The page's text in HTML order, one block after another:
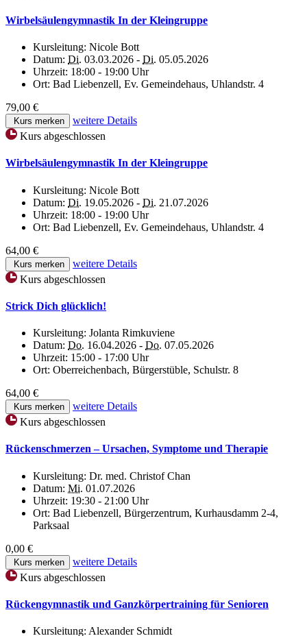
Wirbelsäulengymnastik In der Kleingruppe
Kursleitung: Nicole Bott
Datum: Di. 03.03.2026 - Di. 05.05.2026
Uhrzeit: 18:00 - 19:00 Uhr
Ort: Bad Liebenzell, Ev. Gemeindehaus, Uhlandstr. 4
79,00 €
Kurs merken
weitere Details
Kurs abgeschlossen
Wirbelsäulengymnastik In der Kleingruppe
Kursleitung: Nicole Bott
Datum: Di. 19.05.2026 - Di. 21.07.2026
Uhrzeit: 18:00 - 19:00 Uhr
Ort: Bad Liebenzell, Ev. Gemeindehaus, Uhlandstr. 4
64,00 €
Kurs merken
weitere Details
Kurs abgeschlossen
Strick Dich glücklich!
Kursleitung: Jolanta Rimkuviene
Datum: Do. 16.04.2026 - Do. 07.05.2026
Uhrzeit: 15:00 - 17:00 Uhr
Ort: Oberreichenbach, Bürgerstüble, Schulstr. 8
64,00 €
Kurs merken
weitere Details
Kurs abgeschlossen
Rückenschmerzen – Ursachen, Symptome und Therapie
Kursleitung: Dr. med. Christof Chan
Datum: Mi. 01.07.2026
Uhrzeit: 19:30 - 21:00 Uhr
Ort: Bad Liebenzell, Bürgerzentrum, Kurhausdamm 2-4,
Parksaal
0,00 €
Kurs merken
weitere Details
Kurs abgeschlossen
Rückengymnastik und Ganzkörpertraining für Senioren
Kursleitung: Alexander Schmidt